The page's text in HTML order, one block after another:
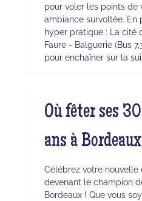
pour voler les points de
ambiance survoltée. En
hyper pratique : La cité
Faure - Balguerie (Bus
pour enchaîner sur la
Où fêter ses
ans à
Célébrez votre nouvelle
devenant le champion
Bordeaux ! Que vous